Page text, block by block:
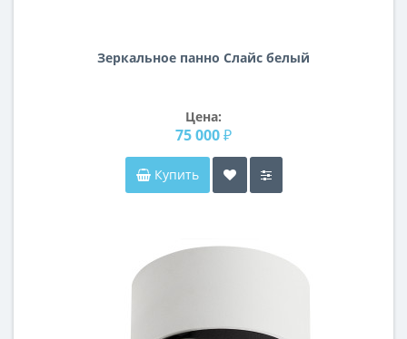
Зеркальное панно Слайс белый
Цена:
75 000 ₽
Купить